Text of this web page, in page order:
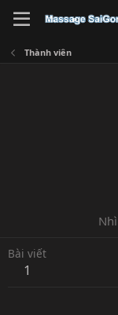
Thành viên
Bài viết
1